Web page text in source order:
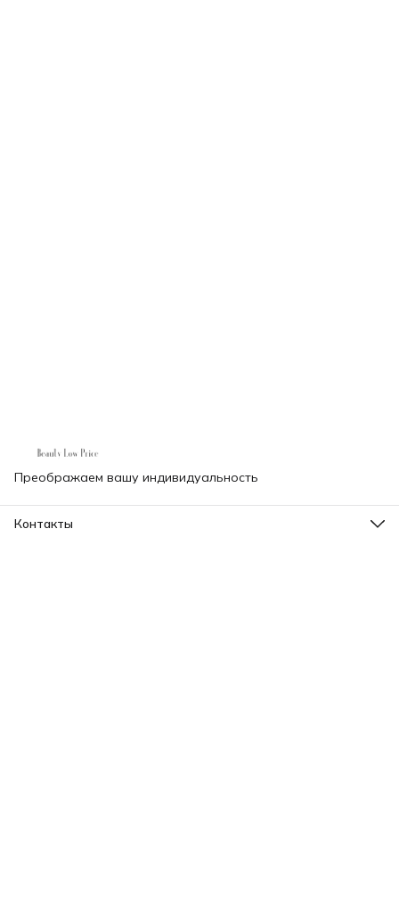
Преображаем вашу индивидуальность
Контакты